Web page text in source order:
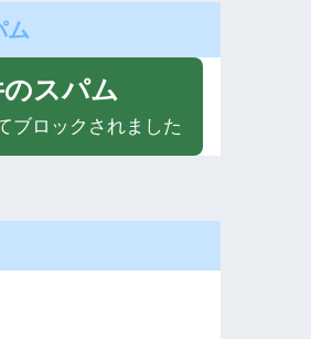
ム
スパム
ブロックされました